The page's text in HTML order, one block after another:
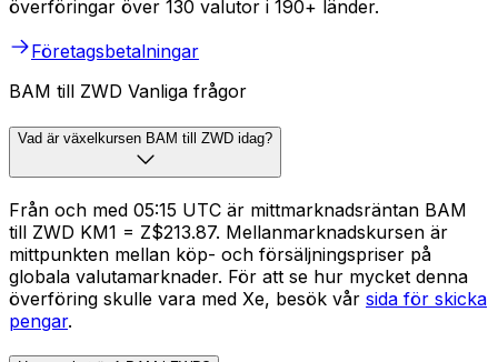
överföringar över 130 valutor i 190+ länder.
Företagsbetalningar
BAM till ZWD Vanliga frågor
Vad är växelkursen BAM till ZWD idag?
Från och med 05:15 UTC är mittmarknadsräntan BAM
till ZWD KM1 = Z$213.87. Mellanmarknadskursen är
mittpunkten mellan köp- och försäljningspriser på
globala valutamarknader. För att se hur mycket denna
överföring skulle vara med Xe, besök vår sida för skicka
pengar.